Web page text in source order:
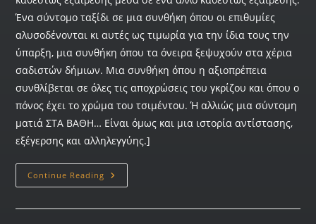
Ένα σύντομο ταξίδι σε μια συνθήκη όπου οι επιθυμίες
αλυσοδένονται κι αυτές ως τιμωρία για την ίδια τους την
ύπαρξη, μια συνθήκη όπου τα όνειρα ξεψυχούν στα χέρια
σαδιστών δήμιων. Μια συνθήκη όπου η αξιοπρέπεια
συνθλίβεται σε όλες τις αποχρώσεις του γκρίζου και όπου ο
πόνος έχει το χρώμα του τσιμέντου. Ή αλλιώς μια σύντομη
ματιά ΣΤΑ ΒΑΘΗ… Είναι όμως και μια ιστορία αντίστασης,
εξέγερσης και αλληλεγγύης.]
Continue Reading